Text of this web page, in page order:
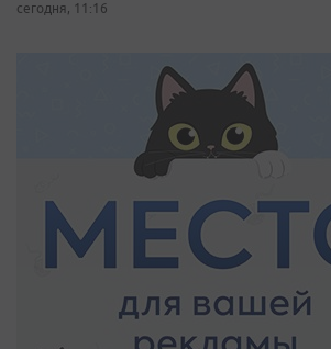
сегодня, 11:16